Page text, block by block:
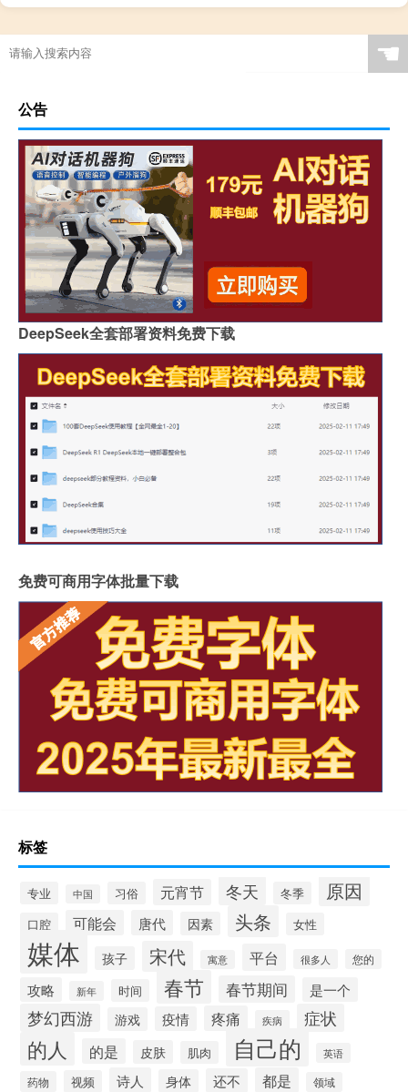
“屈伸一臂逾长城”的出处是哪里
☚
公告
DeepSeek全套部署资料免费下载
免费可商用字体批量下载
标签
专业 中国 习俗 元宵节 冬天 冬季 原因
口腔 可能会 唐代 因素 头条 女性
媒体 孩子 宋代 寓意 平台 很多人 您的
攻略 新年 时间 春节 春节期间 是一个
梦幻西游 游戏 疫情 疼痛 疾病 症状
的人 的是 皮肤 肌肉 自己的 英语
药物 视频 诗人 身体 还不 都是 领域